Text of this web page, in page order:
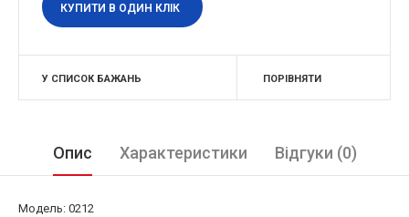
КУПИТИ В ОДИН КЛІК
У СПИСОК БАЖАНЬ ПОРІВНЯТИ
Опис Характеристики Відгуки (0)
Модель: 0212